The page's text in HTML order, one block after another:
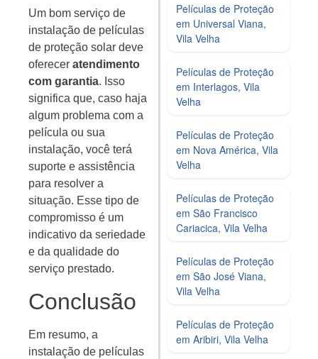
Um bom serviço de
instalação de películas
de proteção solar deve
oferecer atendimento
com garantia. Isso
significa que, caso haja
algum problema com a
película ou sua
instalação, você terá
suporte e assistência
para resolver a
situação. Esse tipo de
compromisso é um
indicativo da seriedade
e da qualidade do
serviço prestado.
Conclusão
Em resumo, a
instalação de películas
Películas de Proteção
em Universal Viana,
Vila Velha
Películas de Proteção
em Interlagos, Vila
Velha
Películas de Proteção
em Nova América, Vila
Velha
Películas de Proteção
em São Francisco
Cariacica, Vila Velha
Películas de Proteção
em São José Viana,
Vila Velha
Películas de Proteção
em Aribiri, Vila Velha